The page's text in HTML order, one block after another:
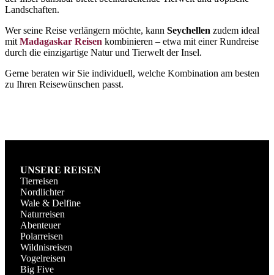
Landschaften.
Wer seine Reise verlängern möchte, kann Seychellen zudem ideal
mit Madagaskar Reisen kombinieren – etwa mit einer Rundreise
durch die einzigartige Natur und Tierwelt der Insel.
Gerne beraten wir Sie individuell, welche Kombination am besten
zu Ihren Reisewünschen passt.
UNSERE REISEN
Tierreisen
Nordlichter
Wale & Delfine
Naturreisen
Abenteuer
Polarreisen
Wildnisreisen
Vogelreisen
Big Five